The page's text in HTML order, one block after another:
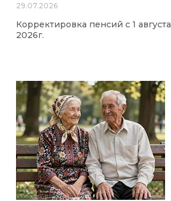
29.07.2026
Корректировка пенсий с 1 августа
2026г.